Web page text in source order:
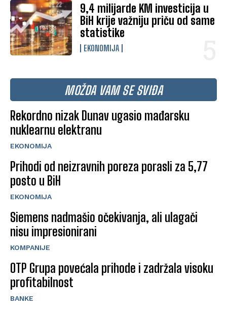
9,4 milijarde KM investicija u
BiH krije važniju priču od same
statistike
EKONOMIJA
MOŽDA VAM SE SVIĐA
Rekordno nizak Dunav ugasio mađarsku
nuklearnu elektranu
EKONOMIJA
Prihodi od neizravnih poreza porasli za 5,77
posto u BiH
EKONOMIJA
Siemens nadmašio očekivanja, ali ulagači
nisu impresionirani
KOMPANIJE
OTP Grupa povećala prihode i zadržala visoku
profitabilnost
BANKE